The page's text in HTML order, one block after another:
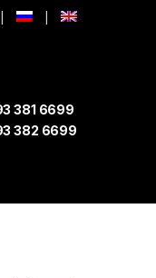
381 6699
382 6699